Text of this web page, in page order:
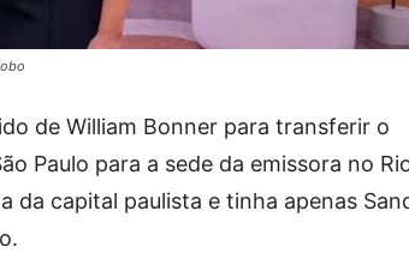
de William Bonner para transferir o
Paulo para a sede da emissora no
da capital paulista e tinha apenas